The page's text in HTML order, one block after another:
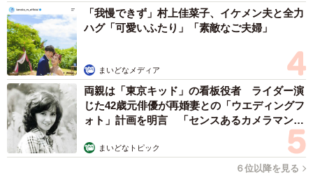
「我慢できず」村上佳菜子、イケメン夫と全力
ハグ「可愛いふたり」「素敵なご夫婦」
まいどなメディア
両親は「東京キッド」の看板役者 ライダー演
じた42歳元俳優が再婚妻との「ウエディングフ
ォト」計画を明言 「センスあるカメラマン求
まいどなトピック
６位以降を見る